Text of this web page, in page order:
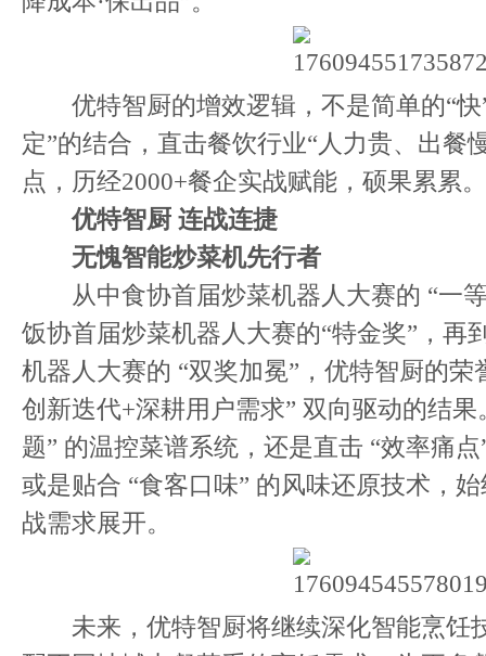
优特智厨的增效逻辑，不是简单的“快
定”的结合，直击餐饮行业“人力贵、出餐
点，历经2000+餐企实战赋能，硕果累累。
优特智厨 连战连捷
无愧智能炒菜机先行者
从中食协首届炒菜机器人大赛的 “一等
饭协首届炒菜机器人大赛的“特金奖”，再
机器人大赛的 “双奖加冕”，优特智厨的荣
创新迭代+深耕用户需求” 双向驱动的结
题” 的温控菜谱系统，还是直击 “效率痛
或是贴合 “食客口味” 的风味还原技术，
战需求展开。
未来，优特智厨将继续深化智能烹饪